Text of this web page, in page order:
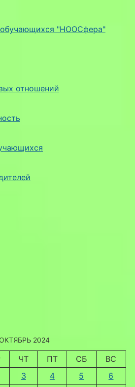
"НООСфера"
отношений
ОКТЯБРЬ 2024
ЧТ ПТ СБ
ВС
3 4 5
6